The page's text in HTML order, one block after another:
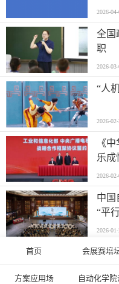
发
2026-
全国
职
2026-
“人
2026-
《
乐成
2026-
中国
“平
创研
2026-
目标
首页 会展赛培
方案应用场 自动化学院